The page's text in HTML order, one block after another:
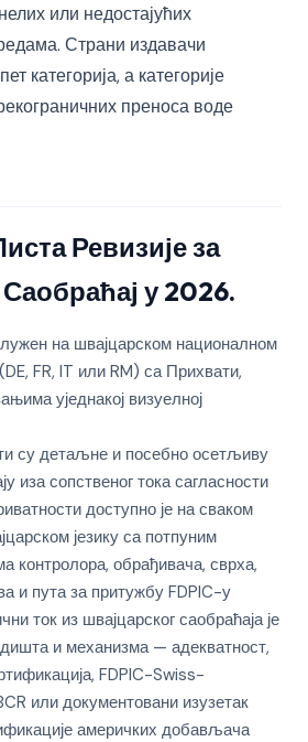
или недостајућих
Страни издавачи
категорија, а категорије
преноса воде
Ревизије за
у 2026.
на швајцарском националном
FR, IT или RM) са Прихвати,
уједнакој визуелној
су детаљне и посебно осетљиву
иза сопственог тока сагласности
доступно је на сваком
језику са потпуним
контролора, обрађивача, сврха,
и пута за притужбу FDPIC-у
ток из швајцарског саобраћаја је
и механизма — адекватност,
FDPIC-Swiss-
или документовани изузетак
америчких добављача